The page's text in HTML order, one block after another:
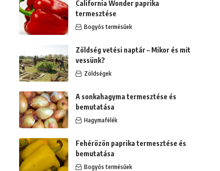
California Wonder paprika
termesztése
Bogyós termésűek
Zöldség vetési naptár – Mikor és mit
vessünk?
Zöldségek
A sonkahagyma termesztése és
bemutatása
Hagymafélék
Fehérözön paprika termesztése és
bemutatása
Bogyós termésűek